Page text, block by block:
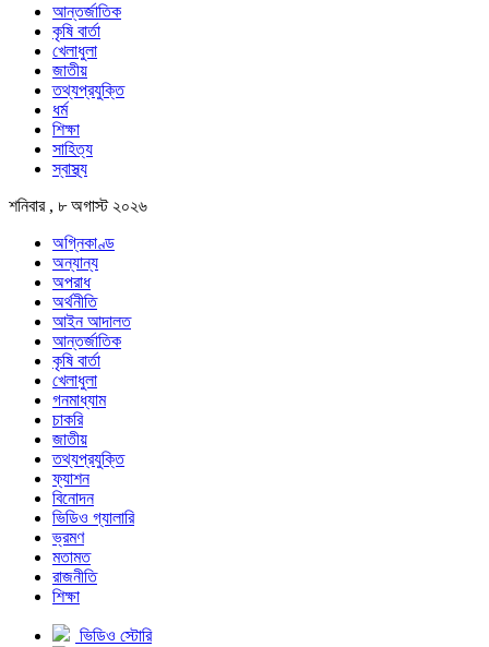
আন্তর্জাতিক
কৃষি বার্তা
খেলাধুলা
জাতীয়
তথ্যপ্রযুক্তি
ধর্ম
শিক্ষা
সাহিত্য
স্বাস্থ্য
শনিবার , ৮ অগাস্ট ২০২৬
অগ্নিকাণ্ড
অন্যান্য
অপরাধ
অর্থনীতি
আইন আদালত
আন্তর্জাতিক
কৃষি বার্তা
খেলাধুলা
গনমাধ্যাম
চাকরি
জাতীয়
তথ্যপ্রযুক্তি
ফ্যাশন
বিনোদন
ভিডিও গ্যালারি
ভ্রমণ
মতামত
রাজনীতি
শিক্ষা
ভিডিও স্টোরি